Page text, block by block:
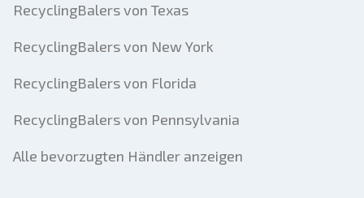
RecyclingBalers von Texas
RecyclingBalers von New York
RecyclingBalers von Florida
RecyclingBalers von Pennsylvania
Alle bevorzugten Händler anzeigen